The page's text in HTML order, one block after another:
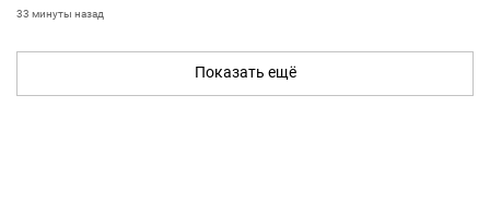
33 минуты назад
Показать ещё